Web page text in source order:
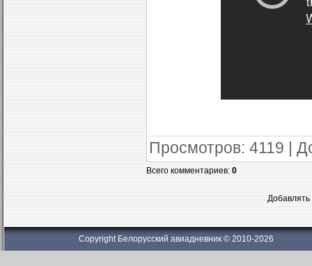
Просмотров: 4119 |
Всего комментариев:0
Добавлять
Copyright Белорусский авиадневник © 2010-2026